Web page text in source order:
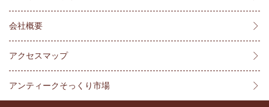
会社概要
アクセスマップ
アンティークそっくり市場